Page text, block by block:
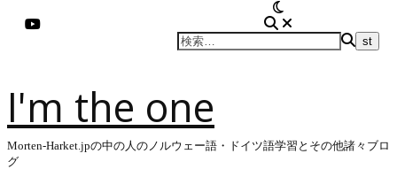
I'm the one
Morten-Harket.jpの中の人のノルウェー語・ドイツ語学習とその他諸々ブロ
グ